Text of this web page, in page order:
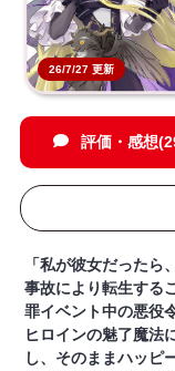
26/7/27 更新
評価・感想
「私が彼女だった
事故により転生する
罪イベント中の悪役
ヒロインの魅了魔法
し、そのままハッピ